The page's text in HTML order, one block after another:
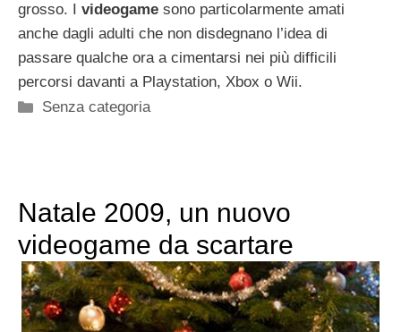
grosso. I videogame sono particolarmente amati
anche dagli adulti che non disdegnano l’idea di
passare qualche ora a cimentarsi nei più difficili
percorsi davanti a Playstation, Xbox o Wii.
Categorie
Senza categoria
Natale 2009, un nuovo
videogame da scartare